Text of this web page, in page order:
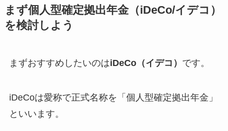
まず個人型確定拠出年金（iDeCo/イデコ）
を検討しよう
まずおすすめしたいのはiDeCo（イデコ） です。
iDeCoは愛称で正式名称を「個人型確定拠出年金」
といいます。